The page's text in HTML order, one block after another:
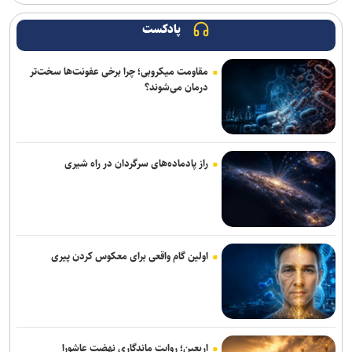
توقیف کامیون با راننده ۸ ساله در اصفهان!
پادکست
مقاومت میکروبی؛ چرا برخی عفونت‌ها سخت‌تر
درمان می‌شوند؟
راز پادماده‌های سرگردان در راه شیری
اولین گام واقعی برای معکوس کردن پیری
اربعین؛ روایت ماندگاری نهضت عاشورا